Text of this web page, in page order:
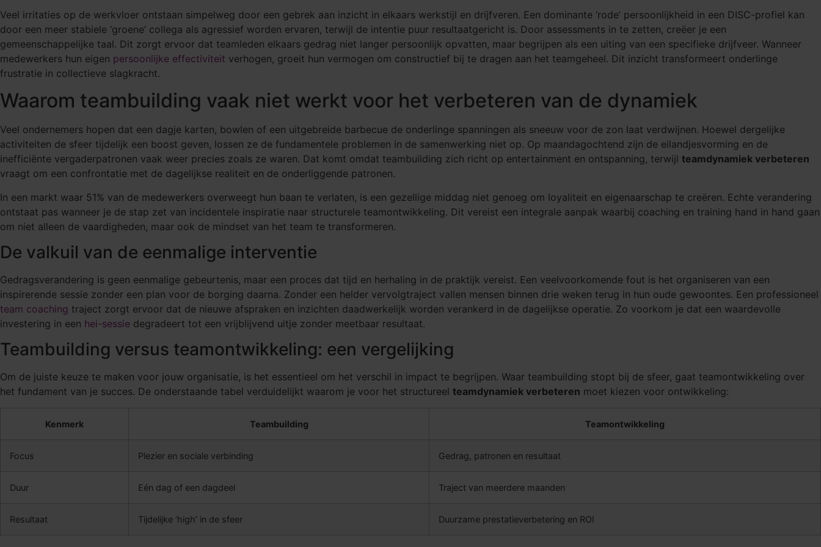
Veel irritaties op de werkvloer ontstaan simpelweg door een gebrek aan inzicht in elkaars werkstijl en drijfveren. Een dominante ‘rode’ persoonlijkheid in een DISC-profiel kan
door een meer stabiele ‘groene’ collega als agressief worden ervaren, terwijl de intentie puur resultaatgericht is. Door assessments in te zetten, creëer je een
gemeenschappelijke taal. Dit zorgt ervoor dat teamleden elkaars gedrag niet langer persoonlijk opvatten, maar begrijpen als een uiting van een specifieke drijfveer. Wanneer
medewerkers hun eigen persoonlijke effectiviteit verhogen, groeit hun vermogen om constructief bij te dragen aan het teamgeheel. Dit inzicht transformeert onderlinge
frustratie in collectieve slagkracht.
Waarom teambuilding vaak niet werkt voor het verbeteren van de dynamiek
Veel ondernemers hopen dat een dagje karten, bowlen of een uitgebreide barbecue de onderlinge spanningen als sneeuw voor de zon laat verdwijnen. Hoewel dergelijke
activiteiten de sfeer tijdelijk een boost geven, lossen ze de fundamentele problemen in de samenwerking niet op. Op maandagochtend zijn de eilandjesvorming en de
inefficiënte vergaderpatronen vaak weer precies zoals ze waren. Dat komt omdat teambuilding zich richt op entertainment en ontspanning, terwijl teamdynamiek verbeteren
vraagt om een confrontatie met de dagelijkse realiteit en de onderliggende patronen.
In een markt waar 51% van de medewerkers overweegt hun baan te verlaten, is een gezellige middag niet genoeg om loyaliteit en eigenaarschap te creëren. Echte verandering
ontstaat pas wanneer je de stap zet van incidentele inspiratie naar structurele teamontwikkeling. Dit vereist een integrale aanpak waarbij coaching en training hand in hand gaan
om niet alleen de vaardigheden, maar ook de mindset van het team te transformeren.
De valkuil van de eenmalige interventie
Gedragsverandering is geen eenmalige gebeurtenis, maar een proces dat tijd en herhaling in de praktijk vereist. Een veelvoorkomende fout is het organiseren van een
inspirerende sessie zonder een plan voor de borging daarna. Zonder een helder vervolgtraject vallen mensen binnen drie weken terug in hun oude gewoontes. Een professioneel
team coaching traject zorgt ervoor dat de nieuwe afspraken en inzichten daadwerkelijk worden verankerd in de dagelijkse operatie. Zo voorkom je dat een waardevolle
investering in een hei-sessie degradeert tot een vrijblijvend uitje zonder meetbaar resultaat.
Teambuilding versus teamontwikkeling: een vergelijking
Om de juiste keuze te maken voor jouw organisatie, is het essentieel om het verschil in impact te begrijpen. Waar teambuilding stopt bij de sfeer, gaat teamontwikkeling over
het fundament van je succes. De onderstaande tabel verduidelijkt waarom je voor het structureel teamdynamiek verbeteren moet kiezen voor ontwikkeling:
Kenmerk Teambuilding Teamontwikkeling
Focus Plezier en sociale verbinding Gedrag, patronen en resultaat
Duur Eén dag of een dagdeel Traject van meerdere maanden
Resultaat Tijdelijke ‘high’ in de sfeer Duurzame prestatieverbetering en ROI